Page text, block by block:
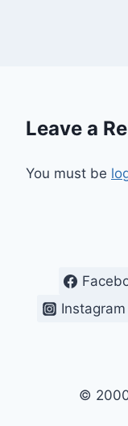
Leave a
You must be
Instagram
©